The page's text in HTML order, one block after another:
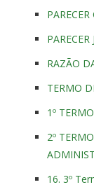
PARECER
RAZÃO
TERMO
1º
2º
16. 3º